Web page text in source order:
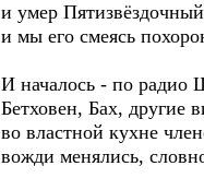
и умер
и мы его смеясь
И началось - по радио
Бетховен, Бах, другие
во властной кухне
вожди менялись,